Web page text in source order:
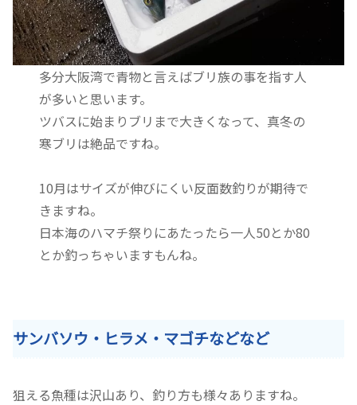
多分大阪湾で青物と言えばブリ族の事を指す人
が多いと思います。
ツバスに始まりブリまで大きくなって、真冬の
寒ブリは絶品ですね。
10月はサイズが伸びにくい反面数釣りが期待で
きますね。
日本海のハマチ祭りにあたったら一人50とか80
とか釣っちゃいますもんね。
サンバソウ・ヒラメ・マゴチなどなど
狙える魚種は沢山あり、釣り方も様々ありますね。